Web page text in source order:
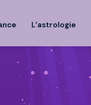
L’astrologie